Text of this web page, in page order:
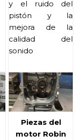
y el ruido del
pistón y la
mejora de la
calidad del
sonido
Piezas del
motor Robin